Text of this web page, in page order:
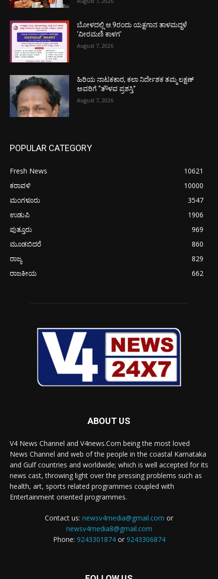
ಬೋಳದಲ್ಲಿ ಆ.9ರಂದು ಯಕ್ಷಗಾನ ತಾಳಮದ್ದಳೆ
‘ವೀರಮಣಿ ಕಾಳಗ’
August 7, 2026
ಹಿರಿಯ ನಾಟಕಕಾರ, ಕಲಾ ನಿರ್ದೇಶಕ ತಮ್ಮ ಲಕ್ಷಣ್
ಅವರಿಗೆ “ತೌಳವ ಪ್ರಶಸ್ತಿ”
August 7, 2026
POPULAR CATEGORY
Fresh News
10621
ಕರಾವಳಿ
10000
ಮಂಗಳೂರು
3547
ಉಡುಪಿ
1906
ಪುತ್ತೂರು
969
ಮೂಡಬಿದರೆ
860
ರಾಜ್ಯ
829
ರಾಜಕೀಯ
662
ABOUT US
V4 News Channel and V4news.Com being the most loved
News Channel and web of the people in the coastal Karnataka
and Gulf countries and worldwide; which is well accepted for its
news cast, throwing light over the pressing problems such as
health, art, sports related programmes coupled with
Entertainment oriented programmes.
Contact us: newsv4media@gmail.com or
newsv4media8@gmail.com
Phone: 9243301874or 9243306874